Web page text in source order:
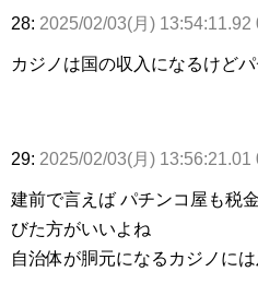
28: 2025/02/03(月) 13:54:11.92
カジノは国の収入になるけど
29: 2025/02/03(月) 13:56:21.01
建前で言えば パチンコ屋も税
びた方がいいよね
自治体が胴元になるカジノに